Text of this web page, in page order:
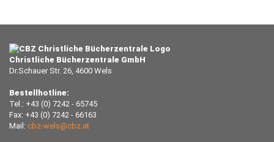
Christliche Bücherzentrale GmbH
Dr.Schauer Str. 26, 4600 Wels
Bestellhotline:
Tel.: +43 (0) 7242 - 65745
Fax: +43 (0) 7242 - 66163
Mail: cbz-wels@cbz.at